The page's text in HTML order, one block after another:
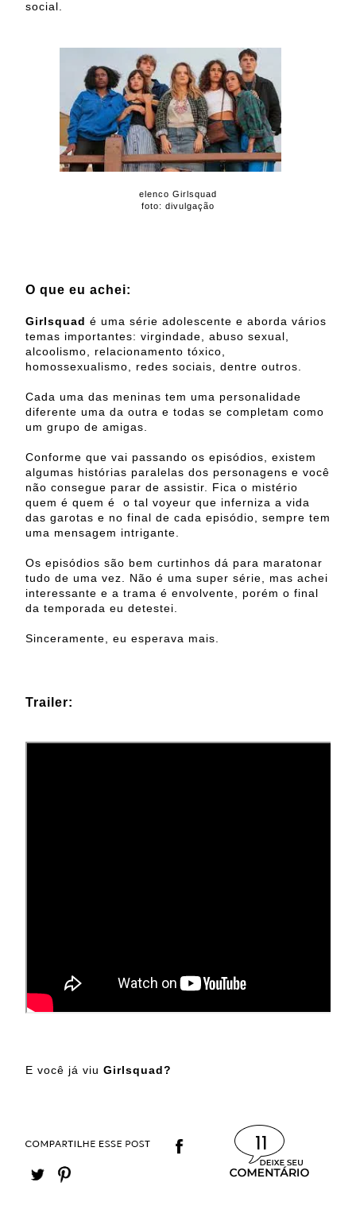
social.
elenco Girlsquad
foto: divulgação
O que eu achei:
Girlsquad é uma série adolescente e aborda vários
temas importantes: virgindade, abuso sexual,
alcoolismo, relacionamento tóxico,
homossexualismo, redes sociais, dentre outros.
Cada uma das meninas tem uma personalidade
diferente uma da outra e todas se completam como
um grupo de amigas.
Conforme que vai passando os episódios, existem
algumas histórias paralelas dos personagens e você
não consegue parar de assistir. Fica o mistério
quem é quem é o tal voyeur que inferniza a vida
das garotas e no final de cada episódio, sempre tem
uma mensagem intrigante.
Os episódios são bem curtinhos dá para maratonar
tudo de uma vez. Não é uma super série, mas achei
interessante e a trama é envolvente, porém o final
da temporada eu detestei.
Sinceramente, eu esperava mais.
Trailer:
E você já viu Girlsquad?
11